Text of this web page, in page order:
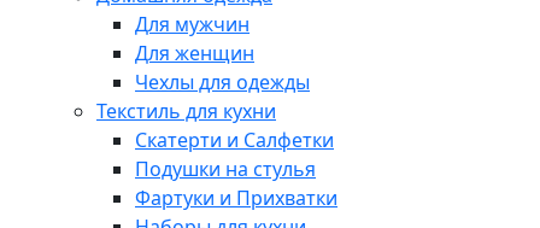
Для мужчин
Для женщин
Чехлы для одежды
Текстиль для кухни
Скатерти и Салфетки
Подушки на стулья
Фартуки и Прихватки